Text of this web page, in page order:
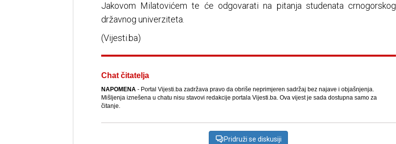
Jakovom Milatovićem te će odgovarati na pitanja studenata crnogorskog
državnog univerziteta.
(Vijesti.ba)
Chat čitatelja
NAPOMENA- Portal Vijesti.ba zadržava pravo da obriše neprimjeren sadržaj bez najave i objašnjenja.
Mišljenja iznešena u chatu nisu stavovi redakcije portala Vijesti.ba. Ova vijest je sada dostupna samo za
čitanje.
Pridruži se diskusiji